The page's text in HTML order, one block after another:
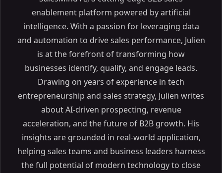
enablement platform powered by artificial
intelligence. With a passion for leveraging data
and automation to drive sales performance, Julien
is at the forefront of transforming how
businesses identify, qualify, and engage leads.
Drawing on years of experience in tech
entrepreneurship and sales strategy, Julien writes
about AI-driven prospecting, revenue
acceleration, and the future of B2B growth. His
insights are grounded in real-world application,
helping sales teams and business leaders harness
the full potential of modern technology to close